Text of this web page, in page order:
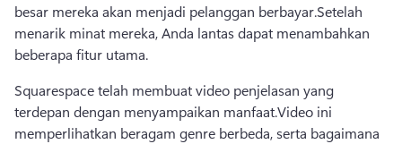
besar mereka akan menjadi pelanggan berbayar.Setelah
menarik minat mereka, Anda lantas dapat menambahkan
beberapa fitur utama.
Squarespace telah membuat video penjelasan yang
terdepan dengan menyampaikan manfaat.Video ini
memperlihatkan beragam genre berbeda, serta bagaimana